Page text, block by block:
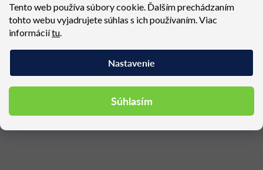
Tento web používa súbory cookie. Ďalším prechádzaním
tohto webu vyjadrujete súhlas s ich používaním. Viac
informáciítu.
Nastavenie
Súhlasím
3 191,85 € 3 191,85 €